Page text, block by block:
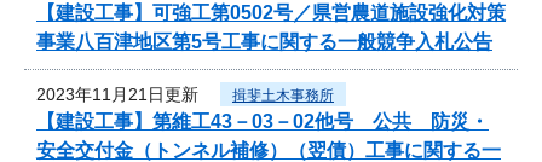
【建設工事】可強工第0502号／県営農道施設強化対策
事業八百津地区第5号工事に関する一般競争入札公告
2023年11月21日更新 揖斐土木事務所
【建設工事】第維工43－03－02他号 公共 防災・
安全交付金（トンネル補修）（翌債）工事に関する一